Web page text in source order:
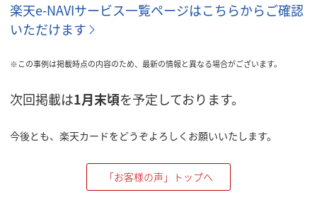
楽天e-NAVIサービス一覧ページはこちらからご確認
いただけます
※この事例は掲載時点の内容のため、最新の情報と異なる場合がございます。
次回掲載は1月末頃を予定しております。
今後とも、楽天カードをどうぞよろしくお願いいたします。
「お客様の声」トップへ